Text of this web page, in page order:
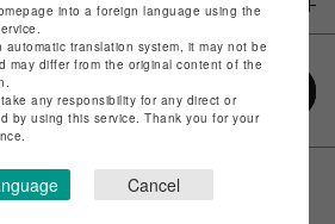
into a foreign language using the
automatic translation system, it may not be
may differ from the original content of the
any responsibility for any direct or
by using this service. Thank you for your
Cancel